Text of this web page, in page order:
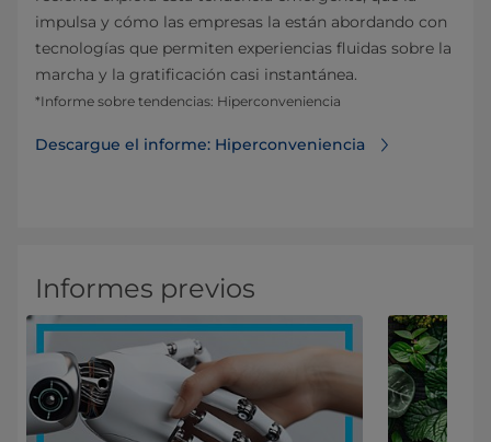
impulsa y cómo las empresas la están abordando con
tecnologías que permiten experiencias fluidas sobre la
marcha y la gratificación casi instantánea.
*Informe sobre tendencias: Hiperconveniencia
Descargue el informe: Hiperconveniencia
Informes previos